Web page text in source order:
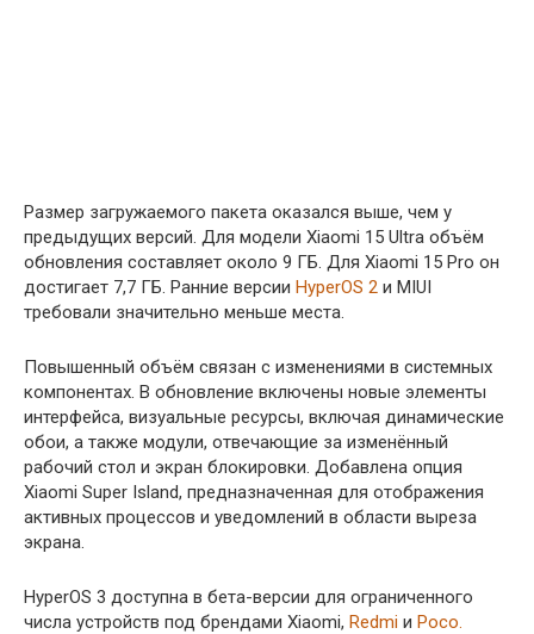
Размер загружаемого пакета оказался выше, чем у
предыдущих версий. Для модели Xiaomi 15 Ultra объём
обновления составляет около 9 ГБ. Для Xiaomi 15 Pro он
достигает 7,7 ГБ. Ранние версии HyperOS 2 и MIUI
требовали значительно меньше места.
Повышенный объём связан с изменениями в системных
компонентах. В обновление включены новые элементы
интерфейса, визуальные ресурсы, включая динамические
обои, а также модули, отвечающие за изменённый
рабочий стол и экран блокировки. Добавлена опция
Xiaomi Super Island, предназначенная для отображения
активных процессов и уведомлений в области выреза
экрана.
HyperOS 3 доступна в бета-версии для ограниченного
числа устройств под брендами Xiaomi, Redmi и Poco.